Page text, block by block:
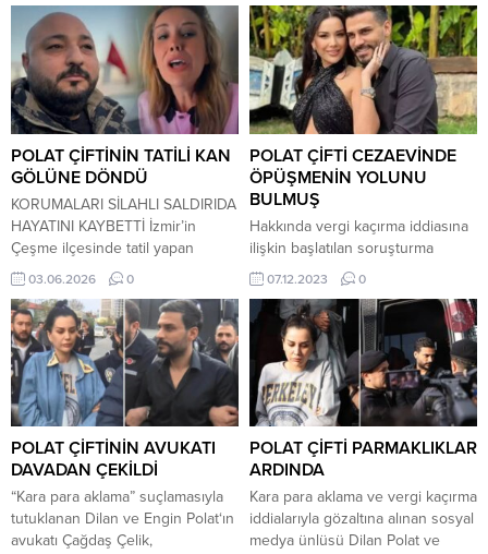
POLAT ÇİFTİNİN TATİLİ KAN
GÖLÜNE DÖNDÜ
KORUMALARI SİLAHLI SALDIRIDA
HAYATINI KAYBETTİ İzmir’in
Çeşme ilçesinde tatil yapan
sosyal medya fenomeni çift Dilan
Polat ve Engin Polat’ın konakladığı
otel çevresinde meydana gelen
silahlı saldırı, büyük yankı
uyandırdı. Çiftin korumalığını
yaptığı belirtilen ve aynı zamanda
Engin Polat’ın kuzeni olan Can
Polat, uğradığı saldırı sonucu
yaşamını yitirdi. Edinilen bilgilere
göre...
03.06.2026 0
POLAT ÇİFTİ CEZAEVİNDE
ÖPÜŞMENİN YOLUNU
BULMUŞ
Hakkında vergi kaçırma iddiasına
ilişkin başlatılan soruşturma
kapsamında tutuklu bulunan Dilan
Polat ile Engin Polat’ın avukatı
Hüseyin Kaya, fenomen çiftin
cezaevindeki ilginç ‘buluşma’
yöntemini anlattı. Yöntem şaşırttı.
Fenomen Dilan Polat ve eşi Engin
Polat, Anadolu Cumhuriyet
Başsavcılığı tarafından yürütülen
soruşturma kapsamında
‘Suç işlemek amacıyla örgüt
kurma’, ‘Suç örgütüne üye olmak’,
‘Suçtan kaynaklanan mal...
07.12.2023 0
POLAT ÇİFTİNİN AVUKATI
DAVADAN ÇEKİLDİ
“Kara para aklama” suçlamasıyla
tutuklanan Dilan ve Engin Polat‘ın
avukatı Çağdaş Çelik,
POLAT ÇİFTİ PARMAKLIKLAR
ARDINDA
Kara para aklama ve vergi kaçırma
iddialarıyla gözaltına alınan sosyal
medya ünlüsü Dilan Polat ve